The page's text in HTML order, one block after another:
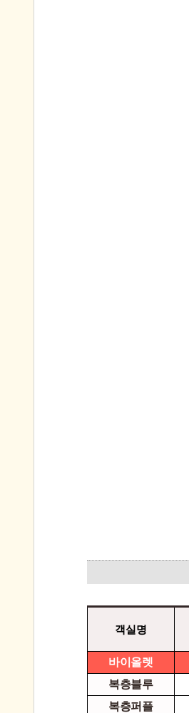
객실명
바이올렛
복층블루
복층퍼플